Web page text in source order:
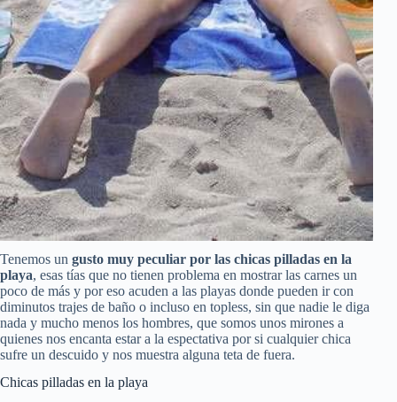
Tenemos un gusto muy peculiar por las chicas pilladas en la
playa, esas tías que no tienen problema en mostrar las carnes un
poco de más y por eso acuden a las playas donde pueden ir con
diminutos trajes de baño o incluso en topless, sin que nadie le diga
nada y mucho menos los hombres, que somos unos mirones a
quienes nos encanta estar a la espectativa por si cualquier chica
sufre un descuido y nos muestra alguna teta de fuera.
Chicas pilladas en la playa